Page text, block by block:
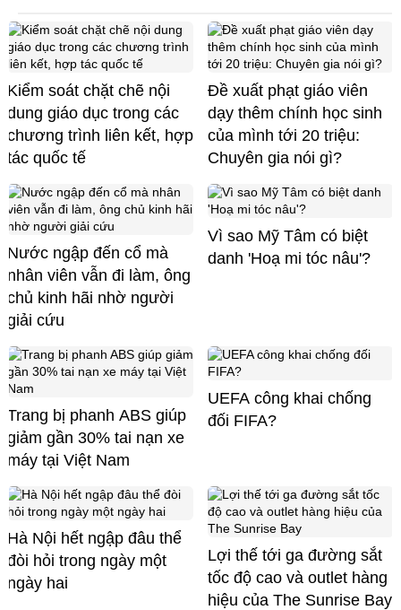
Kiểm soát chặt chẽ nội
dung giáo dục trong các
chương trình liên kết, hợp
tác quốc tế
Đề xuất phạt giáo viên
dạy thêm chính học sinh
của mình tới 20 triệu:
Chuyên gia nói gì?
Nước ngập đến cổ mà
nhân viên vẫn đi làm, ông
chủ kinh hãi nhờ người
giải cứu
Vì sao Mỹ Tâm có biệt
danh 'Hoạ mi tóc nâu'?
Trang bị phanh ABS giúp
giảm gần 30% tai nạn xe
máy tại Việt Nam
UEFA công khai chống
đối FIFA?
Hà Nội hết ngập đâu thể
đòi hỏi trong ngày một
ngày hai
Lợi thế tới ga đường sắt
tốc độ cao và outlet hàng
hiệu của The Sunrise Bay